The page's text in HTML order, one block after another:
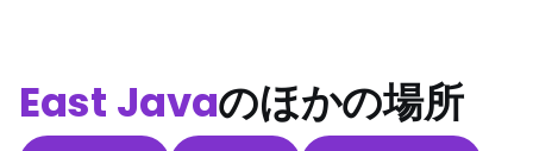
East Javaのほかの場所